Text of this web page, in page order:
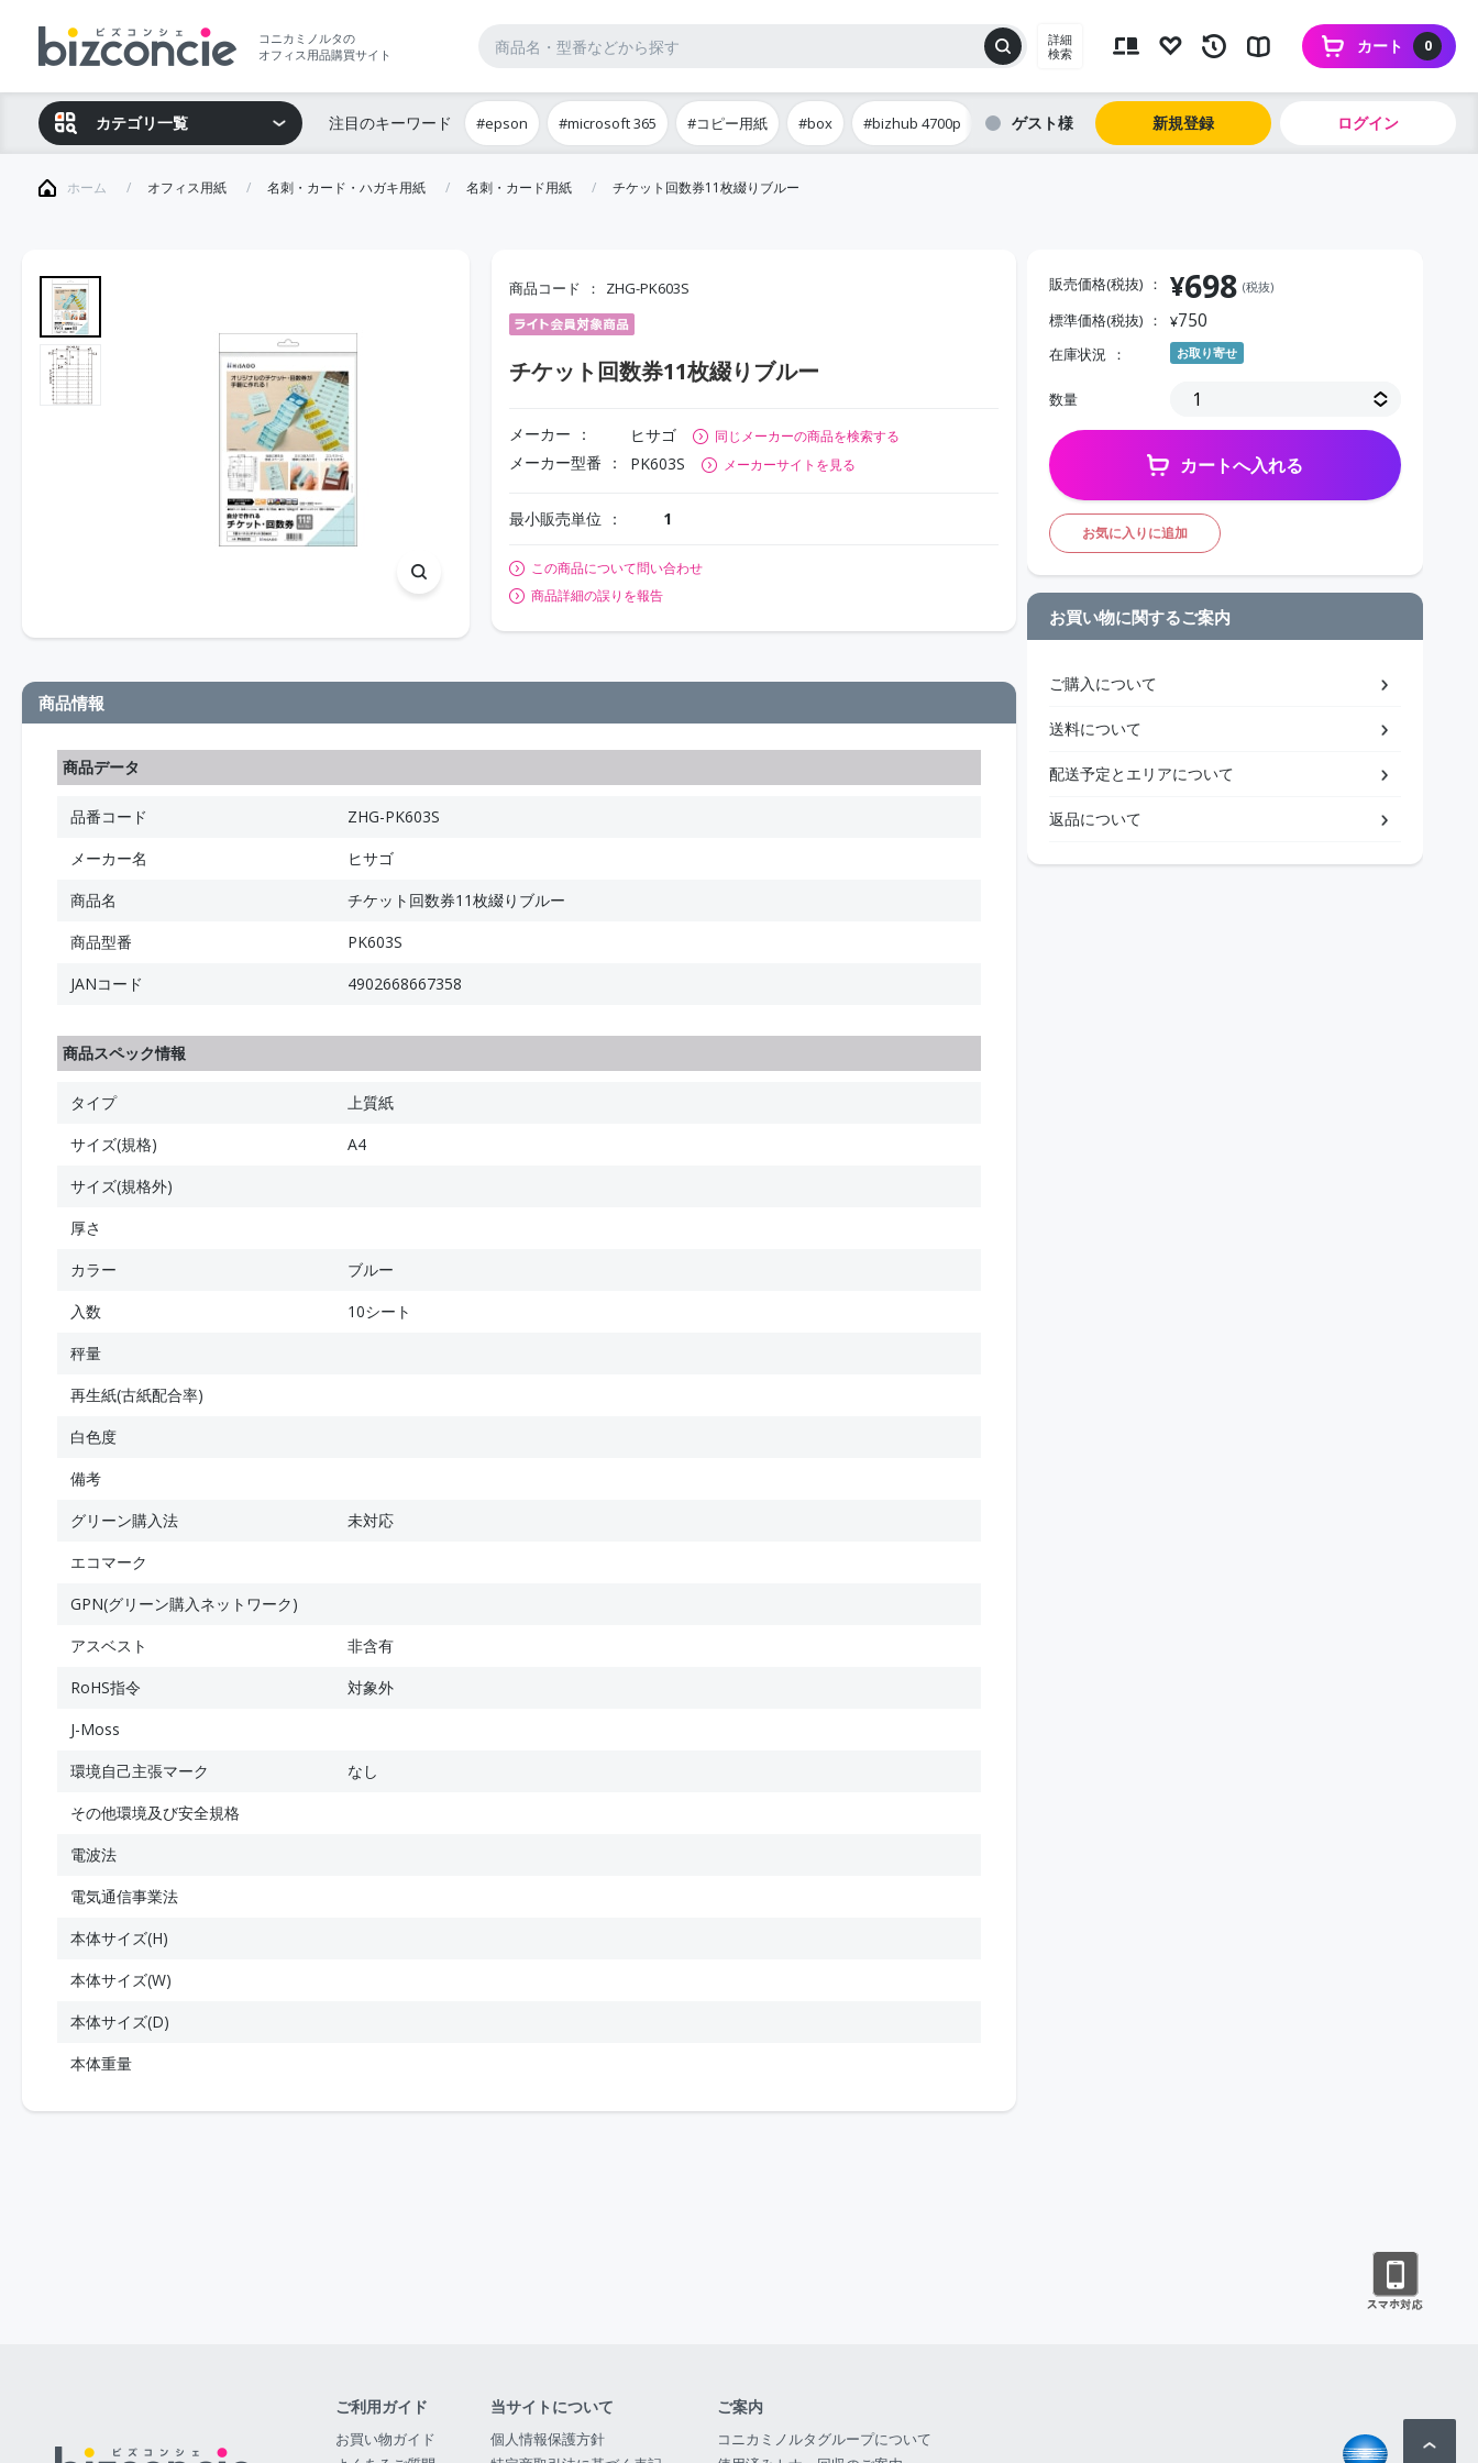
コニカミノルタの
オフィス用品購買サイト
詳細
検索
0
カート
カテゴリ一覧 注目のキーワード #epson #microsoft 365 #コピー用紙 #box #bizhub 4700p ゲスト 新規登録 ログイン
ホーム オフィス用紙 名刺・カード・ハガキ用紙 名刺・カード用紙 チケット回数券11枚綴りブルー
商品コード ZHG-PK603S
チケット回数券11枚綴りブルー
メーカー ヒサゴ 同じメーカーの商品を検索する
メーカー型番 PK603S メーカーサイトを見る
最小販売単位 1
この商品について問い合わせ
商品詳細の誤りを報告
商品情報
商品データ
品番コード
ZHG-PK603S
メーカー名
ヒサゴ
商品名
チケット回数券11枚綴りブルー
商品型番
PK603S
JANコード
4902668667358
商品スペック情報
タイプ
上質紙
サイズ(規格)
A4
サイズ(規格外)
厚さ
カラー
ブルー
入数
10シート
秤量
再生紙(古紙配合率)
白色度
備考
グリーン購入法
未対応
エコマーク
GPN(グリーン購入ネットワーク)
アスベスト
非含有
RoHS指令
対象外
J-Moss
環境自己主張マーク
なし
その他環境及び安全規格
電波法
電気通信事業法
本体サイズ(H)
本体サイズ(W)
本体サイズ(D)
本体重量
販売価格(税抜) ¥698 (税抜)
標準価格(税抜) ¥750
在庫状況 お取り寄せ
数量
カートへ入れる
お気に入りに追加
お買い物に関するご案内
ご購入について
送料について
配送予定とエリアについて
返品について
ご利用ガイド
お買い物ガイド
当サイトについて
個人情報保護方針
ご案内
コニカミノルタグループについて